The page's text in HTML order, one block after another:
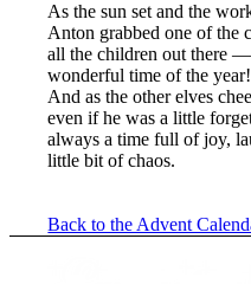
As the sun set and the
Anton grabbed one of the
all the children out there
wonderful time of the
And as the other elves
even if he was a little
always a time full of joy,
little bit of chaos.
Back to the Advent